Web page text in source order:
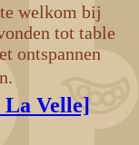
welkom bij
tot table
ontspannen
Velle]